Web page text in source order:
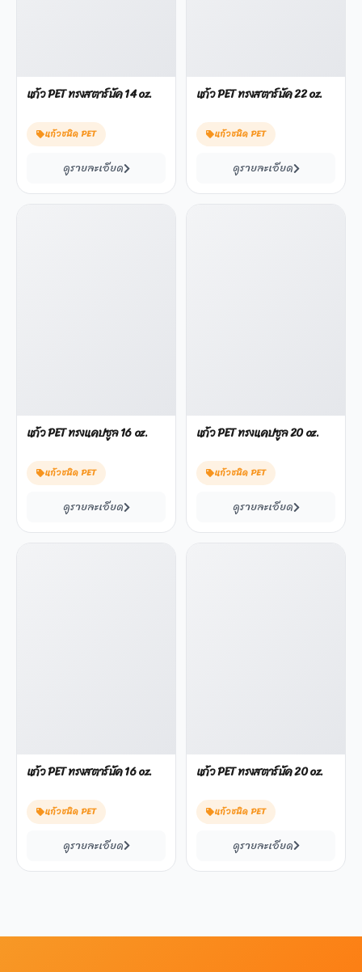
แก้ว PET ทรงสตาร์บัค 14 oz.
แก้วชนิด PET
ดูรายละเอียด
แก้ว PET ทรงสตาร์บัค 22 oz.
แก้วชนิด PET
ดูรายละเอียด
แก้ว PET ทรงแคปซูล 16 oz.
แก้วชนิด PET
ดูรายละเอียด
แก้ว PET ทรงแคปซูล 20 oz.
แก้วชนิด PET
ดูรายละเอียด
แก้ว PET ทรงสตาร์บัค 16 oz.
แก้วชนิด PET
ดูรายละเอียด
แก้ว PET ทรงสตาร์บัค 20 oz.
แก้วชนิด PET
ดูรายละเอียด